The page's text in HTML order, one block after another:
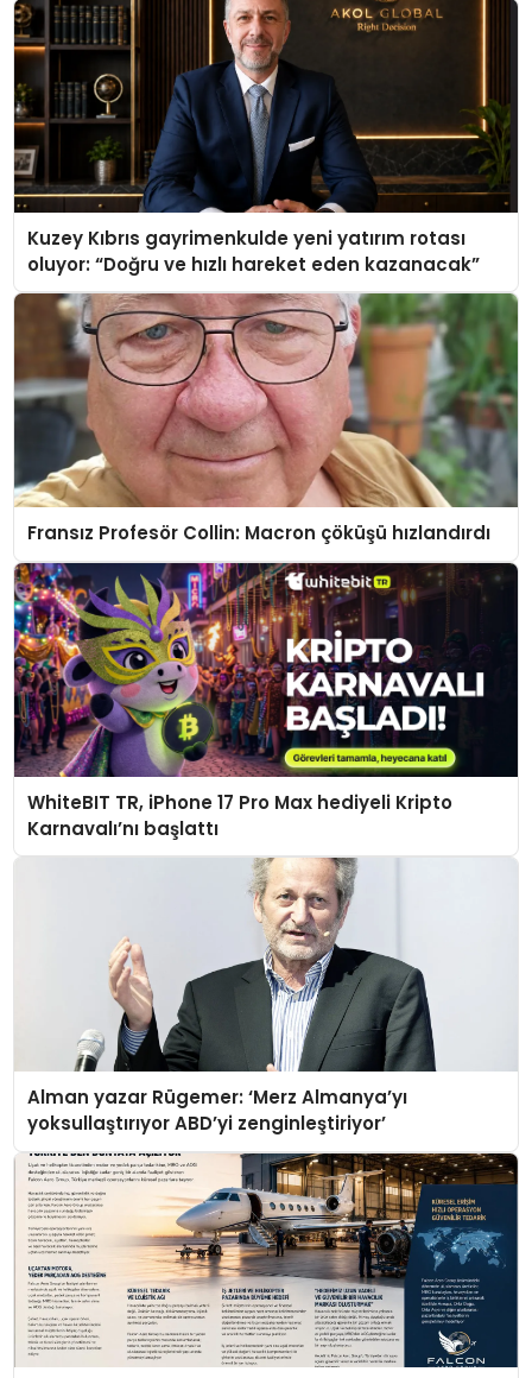
Kuzey Kıbrıs gayrimenkulde yeni yatırım rotası
oluyor: “Doğru ve hızlı hareket eden kazanacak”
Fransız Profesör Collin: Macron çöküşü hızlandırdı
WhiteBIT TR, iPhone 17 Pro Max hediyeli Kripto
Karnavalı’nı başlattı
Alman yazar Rügemer: ‘Merz Almanya’yı
yoksullaştırıyor ABD’yi zenginleştiriyor’